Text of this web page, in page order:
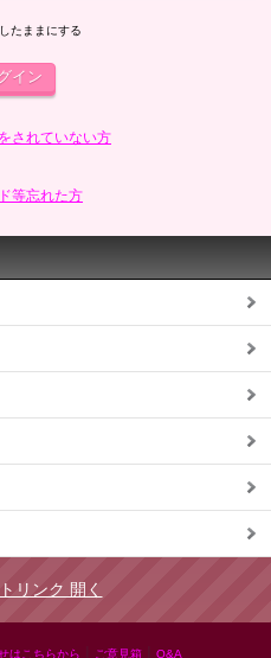
たままにする
されていない方
等忘れた方
リンク 開く
はこちらから ご意見箱 Q&A